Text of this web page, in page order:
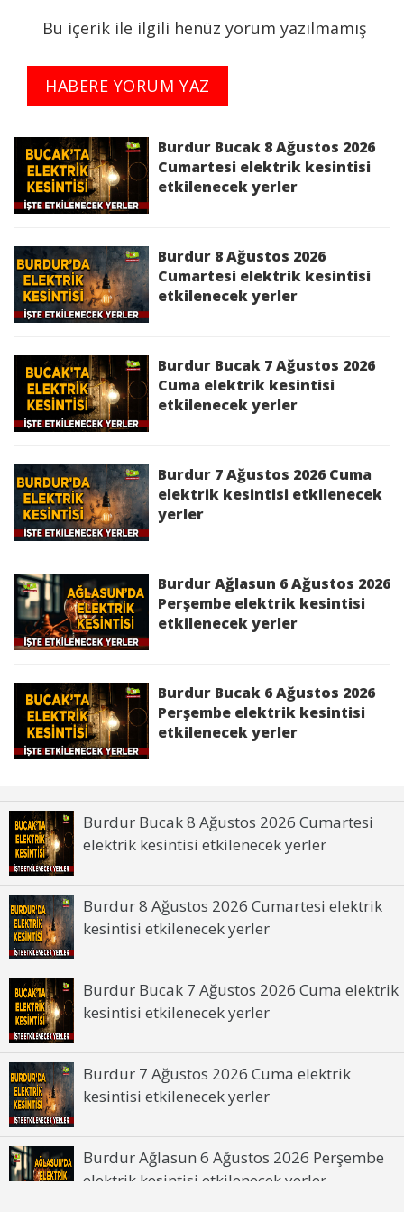
Kesinti Nedeni :Bakım Çalışması
Kesinti Tarihi :2026-06-26 09:30:00 - 16:30:00
Planlı Kesintiden Etkilenen Cadde / Sokak :
BURDUR,BUCAK,ANBAHAN KÖYÜ KÖYÜN
KENDİSİ Mah.,ANBAHAN Köyü KÖYÜN
KENDİSİ,MERKEZ KÖYÜN KENDİSİ ANBAHAN
26/06/2026 16:30:00 saatleri arasında Yatırım
Çalışması Sebebi ile İş Sağlığı ve Güvenliği'ni de
gözeterek elektrik kesintisi yapılacaktır.
Burdur 26 Haziran 2026 Cuma elektrik
kesintisinden etkilenecek yerler
kesintisinden etkilenecek yerler
Karamanlı 26 Haziran 2026 Cuma elektrik
kesintisinden etkilenecek yerler
Bu içerik ile ilgili henüz yorum yazılmamış
HABERE YORUM YAZ
Burdur Bucak 8 Ağustos 2026
Cumartesi elektrik kesintisi
etkilenecek yerler
Burdur 8 Ağustos 2026
Cumartesi elektrik kesintisi
etkilenecek yerler
Burdur Bucak 7 Ağustos 2026
Cuma elektrik kesintisi
etkilenecek yerler
Burdur 7 Ağustos 2026 Cuma
elektrik kesintisi etkilenecek
yerler
Burdur Ağlasun 6 Ağustos 2026
Perşembe elektrik kesintisi
etkilenecek yerler
Burdur Bucak 6 Ağustos 2026
Perşembe elektrik kesintisi
etkilenecek yerler
Burdur Bucak 8 Ağustos 2026 Cumartesi
elektrik kesintisi etkilenecek yerler
Burdur 8 Ağustos 2026 Cumartesi elektrik
kesintisi etkilenecek yerler
Burdur Bucak 7 Ağustos 2026 Cuma elektrik
kesintisi etkilenecek yerler
Burdur 7 Ağustos 2026 Cuma elektrik
kesintisi etkilenecek yerler
Burdur Ağlasun 6 Ağustos 2026 Perşembe
elektrik kesintisi etkilenecek yerler